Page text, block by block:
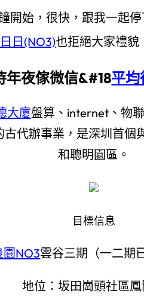
開始，很快，跟我一起
日(NO3)也拒絕大家禮貌
年夜傢微信&#18平均
大廈盤算、internet、物
代辦事業，是深圳首個
和聰明園區。
目標信息
園NO3雲谷三期（一二期
地位：坂田崗頭社區